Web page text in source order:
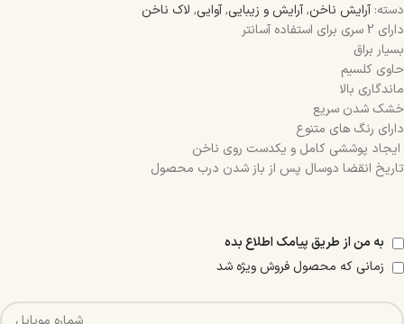
دسته: آرایش ناخن,آرایش و زیبایی,آوایی, لاک ناخن
دارای 2 سری برای استفاده آسانتر
بسیار براق
حاوی کلسیم
ماندگاری بالا
خشک شدن سریع
دارای رنگ های متنوع
ایجاد پوششی کامل و یکدست روی ناخن
تاریخ انقضا دوسال پس از باز شدن درب محصول
به من از طریق پیامک اطلاع بده
زمانی که محصول فروش ویژه شد